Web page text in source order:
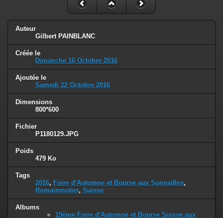
Auteur
Gilbert PAINBLANC
Créée le
Dimanche 16 Octobre 2016
Ajoutée le
Samedi 22 Octobre 2016
Dimensions
800*600
Fichier
P1180129.JPG
Poids
479 Ko
Tags
2016, Foire d'Automne et Bourse aux Sonnailles,
Romainmotier, Suisse
Albums
19ème Foire d'Automne et Bourse Suisse aux